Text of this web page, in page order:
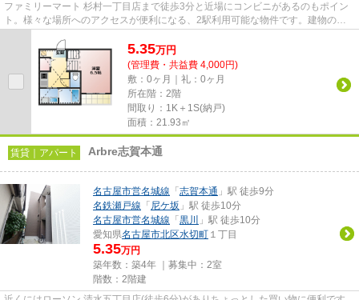
ファミリーマート 杉村一丁目店まで徒歩3分と近場にコンビニがあるのもポイン
ト。様々な場所へのアクセスが便利になる、2駅利用可能な物件です。建物の共
5.35万円
(管理費・共益費 4,000円)
敷：0ヶ月｜礼：0ヶ月
所在階：2階
間取り：1K＋1S(納戸)
面積：21.93㎡
賃貸｜アパート Arbre志賀本通
名古屋市営名城線 「 志賀本通 」駅 徒歩9分
名鉄瀬戸線 「 尼ケ坂 」駅 徒歩10分
名古屋市営名城線 「 黒川
」駅 徒歩10分
愛知県名古屋市北区水切町 １丁目
5.35万円
築年数：築4年 ｜募集中： 2室
階数：2階建